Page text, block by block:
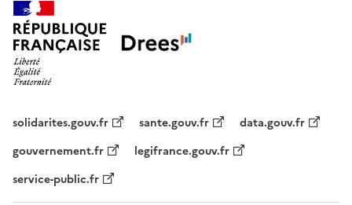
solidarites.gouv.fr sante.gouv.fr
data.gouv.fr
gouvernement.fr
legifrance.gouv.fr
service-public.fr